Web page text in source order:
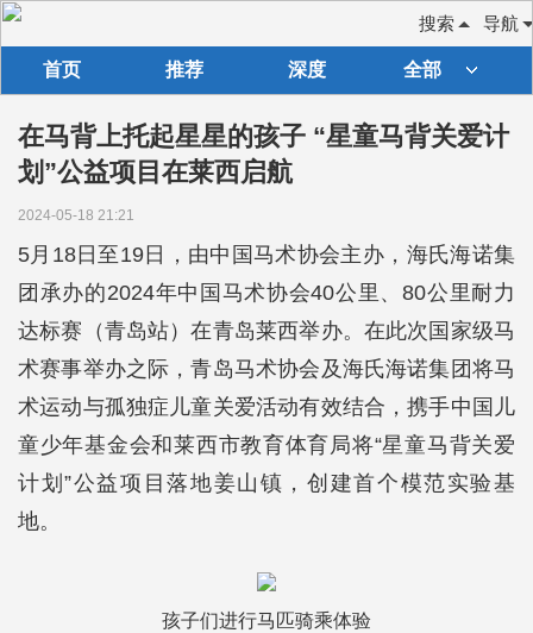
导航
搜索
首页 推荐 深度 全部
在马背上托起星星的孩子 “星童马背关爱计
划”公益项目在莱西启航
2024-05-18 21:21
5月18日至19日，由中国马术协会主办，海氏海诺集
团承办的2024年中国马术协会40公里、80公里耐力
达标赛（青岛站）在青岛莱西举办。在此次国家级马
术赛事举办之际，青岛马术协会及海氏海诺集团将马
术运动与孤独症儿童关爱活动有效结合，携手中国儿
童少年基金会和莱西市教育体育局将“星童马背关爱
计划”公益项目落地姜山镇，创建首个模范实验基
地。
孩子们进行马匹骑乘体验